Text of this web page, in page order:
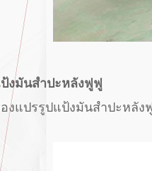
งมันสำปะหลังฟูฟู
งแปรรูปแป้งมันสำปะหลัง